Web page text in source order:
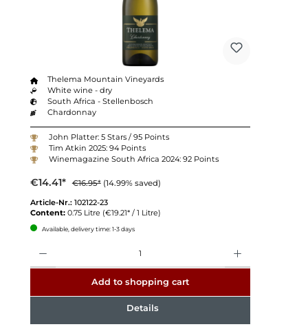
Thelema Mountain Vineyards
White wine - dry
South Africa - Stellenbosch
Chardonnay
John Platter: 5 Stars / 95 Points
Tim Atkin 2025: 94 Points
Winemagazine South Africa 2024: 92 Points
€14.41* €16.95* (14.99% saved)
Article-Nr.: 102122-23
Content: 0.75 Litre (€19.21* / 1 Litre)
Available, delivery time: 1-3 days
Add to shopping cart
Details